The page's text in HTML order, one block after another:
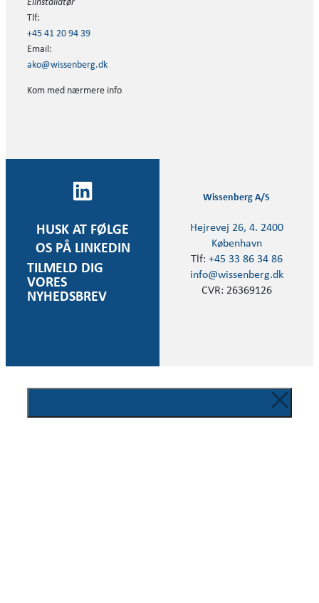
Elinstallatør
Tlf:
+45 41 20 94 39
Email:
ako@wissenberg.dk
Kom med nærmere info
HUSK AT FØLGE
OS PÅ LINKEDIN
TILMELD DIG
VORES
NYHEDSBREV
Wissenberg A/S
Hejrevej 26, 4. 2400
København
Tlf: +45 33 86 34 86
info@wissenberg.dk
CVR: 26369126